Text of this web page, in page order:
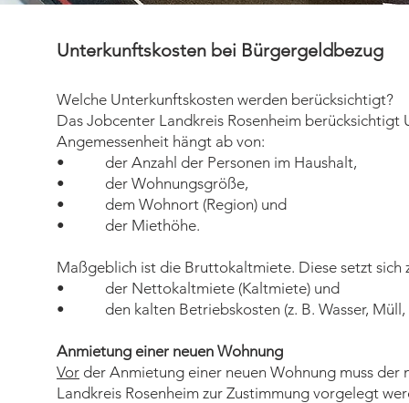
Unterkunftskosten bei Bürgergeldbezug
Welche Unterkunftskosten werden berücksichtigt?
Das Jobcenter Landkreis Rosenheim berücksichtigt
Angemessenheit hängt ab von:
• der Anzahl der Personen im Haushalt,
• der Wohnungsgröße,
• dem Wohnort (Region) und
• der Miethöhe.
Maßgeblich ist die Bruttokaltmiete. Diese setzt sich
• der Nettokaltmiete (Kaltmiete) und
• den kalten Betriebskosten (z. B. Wasser, Müll,
Anmietung einer neuen Wohnung
Vor der Anmietung einer neuen Wohnung muss
Landkreis Rosenheim zur Zustimmung vorgelegt